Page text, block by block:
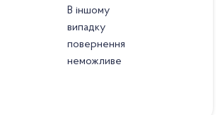
В іншому
випадку
повернення
неможливе